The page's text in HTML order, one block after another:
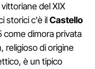
del XIX
storici c'è ilCastello
come dimora privata
religioso di origine
è un tipico